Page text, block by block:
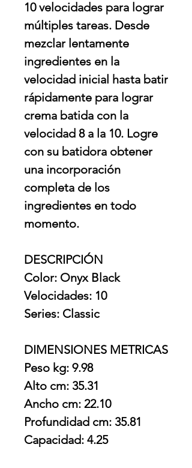
10 velocidades para lograr
múltiples tareas. Desde
mezclar lentamente
ingredientes en la
velocidad inicial hasta batir
rápidamente para lograr
crema batida con la
velocidad 8 a la 10. Logre
con su batidora obtener
una incorporación
completa de los
ingredientes en todo
momento.
DESCRIPCIÓN
Color: Onyx Black
Velocidades: 10
Series: Classic
DIMENSIONES METRICAS
Peso kg: 9.98
Alto cm: 35.31
Ancho cm: 22.10
Profundidad cm: 35.81
Capacidad: 4.25